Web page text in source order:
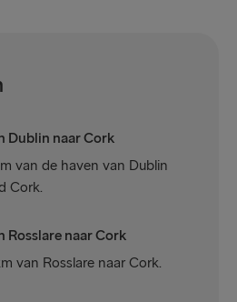
Dublin naar Cork
van de haven van Dublin
Cork.
Rosslare naar Cork
van Rosslare naar Cork.